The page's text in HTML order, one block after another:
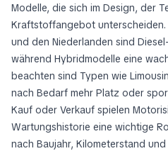
Modelle, die sich im Design, der
Kraftstoffangebot unterscheiden.
und den Niederlanden sind
während Hybridmodelle eine
beachten sind Typen wie
nach Bedarf mehr Platz oder
Kauf oder Verkauf spielen
Wartungshistorie eine wichtige
nach Baujahr, Kilometerstand